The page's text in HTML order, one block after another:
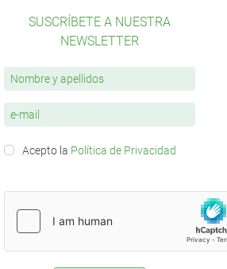
SUSCRÍBETE A NUESTRA
NEWSLETTER
Acepto la Política de Privacidad